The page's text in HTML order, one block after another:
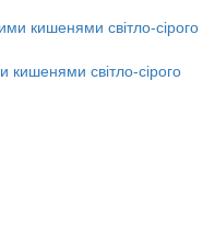
світло-сірого